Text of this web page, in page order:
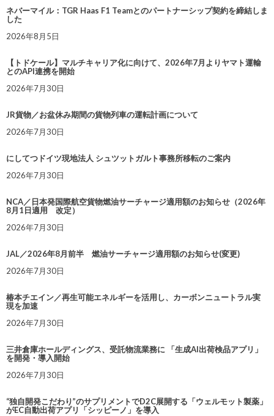
ネバーマイル：TGR Haas F1 Teamとのパートナーシップ契約を締結しま
した
2026年8月5日
【トドケール】マルチキャリア化に向けて、2026年7月よりヤマト運輸
とのAPI連携を開始
2026年7月30日
JR貨物／お盆休み期間の貨物列車の運転計画について
2026年7月30日
にしてつドイツ現地法人 シュツットガルト事務所移転のご案内
2026年7月30日
NCA／日本発国際航空貨物燃油サーチャージ適用額のお知らせ（2026年
8月1日適用 改定）
2026年7月30日
JAL／2026年8月前半 燃油サーチャージ適用額のお知らせ(変更)
2026年7月30日
椿本チエイン／再生可能エネルギーを活用し、カーボンニュートラル実
現を加速
2026年7月30日
三井倉庫ホールディングス、受託物流業務に 「生成AI出荷検品アプリ」
を開発・導入開始
2026年7月30日
“独自開発こだわり”のサプリメントでD2C展開する「ウェルモット製薬」
がEC自動出荷アプリ「シッピーノ」を導入